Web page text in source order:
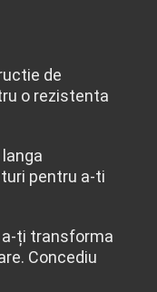
de
o rezistenta
pentru a-ti
ți transforma
Concediu